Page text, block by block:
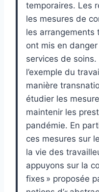
temporaires. Les
les mesures de
les arrangements
ont mis en
services de
l’exemple du
manière
étudier les
maintenir les
pandémie. En
ces mesures sur
la vie des
appuyons sur la
fixes » proposée